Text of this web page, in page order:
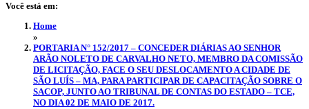
Você está em:
Home
»
PORTARIA N° 152/2017 – CONCEDER DIÁRIAS AO SENHOR
ARÃO NOLETO DE CARVALHO NETO, MEMBRO DA COMISSÃO
DE LICITAÇÃO, FACE O SEU DESLOCAMENTO A CIDADE DE
SÃO LUÍS – MA, PARA PARTICIPAR DE CAPACITAÇÃO SOBRE O
SACOP, JUNTO AO TRIBUNAL DE CONTAS DO ESTADO – TCE,
NO DIA 02 DE MAIO DE 2017.